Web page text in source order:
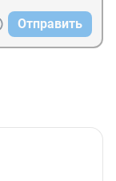
Отправить